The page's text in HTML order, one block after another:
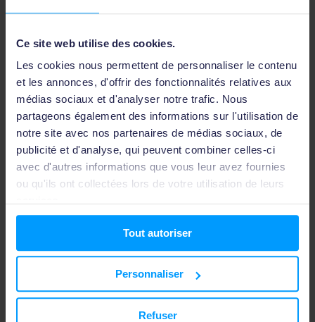
Ce site web utilise des cookies.
Les cookies nous permettent de personnaliser le contenu
et les annonces, d'offrir des fonctionnalités relatives aux
médias sociaux et d'analyser notre trafic. Nous
partageons également des informations sur l'utilisation de
notre site avec nos partenaires de médias sociaux, de
publicité et d'analyse, qui peuvent combiner celles-ci
avec d'autres informations que vous leur avez fournies
ou qu'ils ont collectées lors de votre utilisation de leurs
Tout autoriser
Personnaliser
Refuser
Offre
exceptionnelle
6000 W